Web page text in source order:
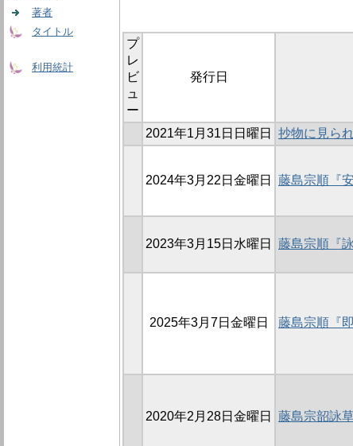
著者
タイトル
利用統計
プ
レ
ビ
ュ
ー
発行日
2021年1月31日日曜日 抄物に見ら
2024年3月22日金曜日 藤島宗順『
2023年3月15日水曜日 藤島宗順『
2025年3月7日金曜日 藤島宗順『
2020年2月28日金曜日 藤島宗韶詠